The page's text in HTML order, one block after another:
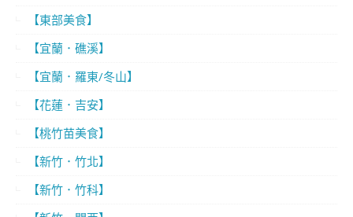
【東部美食】
【宜蘭．礁溪】
【宜蘭．羅東/冬山】
【花蓮．吉安】
【桃竹苗美食】
【新竹．竹北】
【新竹．竹科】